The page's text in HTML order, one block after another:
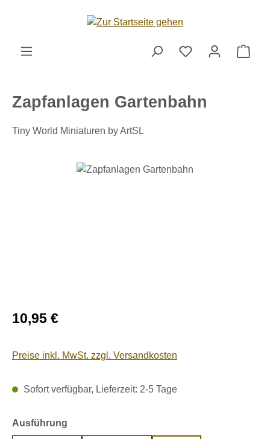
Zum Hauptinhalt springen
Zapfanlagen Gartenbahn
Tiny World Miniaturen by ArtSL
Bildergalerie überspringen
Regulärer Preis:
10,95 €
Preise inkl. MwSt. zzgl. Versandkosten
Sofort verfügbar, Lieferzeit: 2-5 Tage
Ausführung